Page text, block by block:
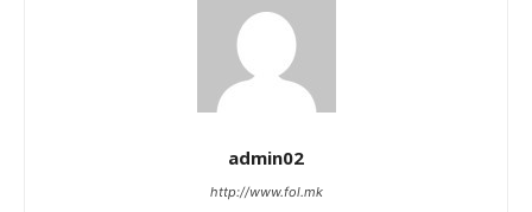
admin02
http://www.fol.mk